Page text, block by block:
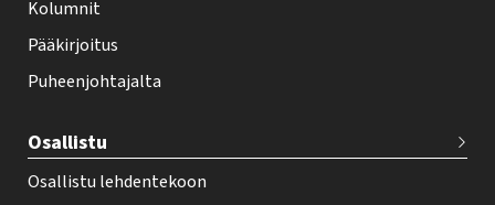
o
t
r
Kolumnit
Pääkirjoitus
Puheenjohtajalta
Osallistu
Osallistu lehdentekoon